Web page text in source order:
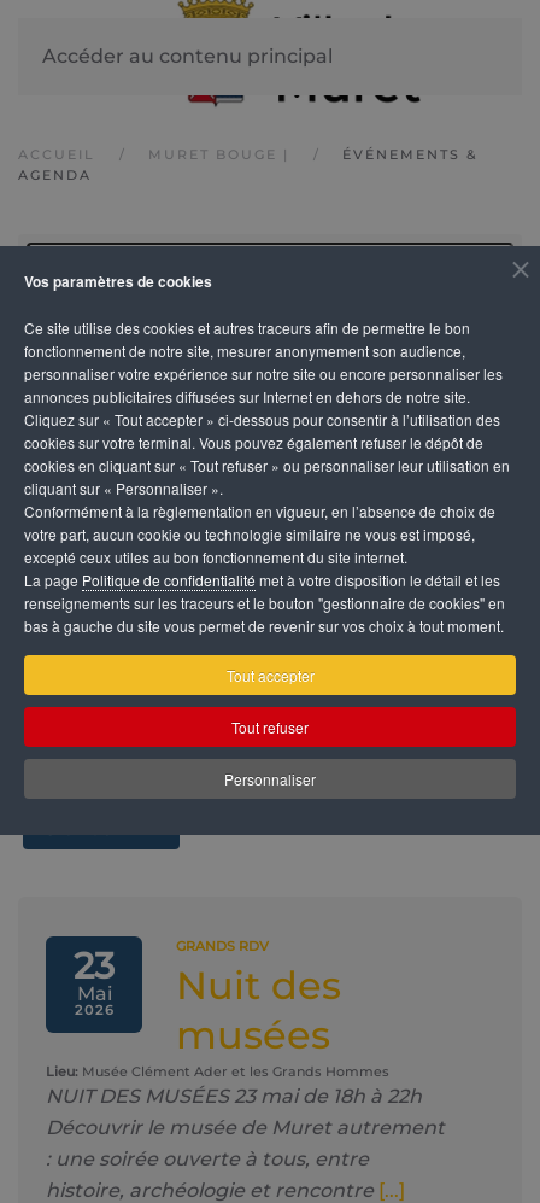
Vos paramètres de cookies
Ce site utilise des cookies et autres traceurs afin de permettre le bon
fonctionnement de notre site, mesurer anonymement son audience,
personnaliser votre expérience sur notre site ou encore personnaliser les
annonces publicitaires diffusées sur Internet en dehors de notre site.
Cliquez sur « Tout accepter » ci-dessous pour consentir à l’utilisation des
cookies sur votre terminal. Vous pouvez également refuser le dépôt de
cookies en cliquant sur « Tout refuser » ou personnaliser leur utilisation en
cliquant sur « Personnaliser ».
Conformément à la règlementation en vigueur, en l’absence de choix de
votre part, aucun cookie ou technologie similaire ne vous est imposé,
excepté ceux utiles au bon fonctionnement du site internet.
La page Politique de confidentialité met à votre disposition le détail et les
renseignements sur les traceurs et le bouton "gestionnaire de cookies" en
bas à gauche du site vous permet de revenir sur vos choix à tout moment.
Tout accepter
Tout refuser
Personnaliser
Accéder au contenu principal
ACCUEIL MURET BOUGE |
ÉVÉNEMENTS &
AGENDA
Rechercher
Réinitialiser
Résultats de la
recherche
Il y a 19 évènements correspondant à votre recherche
23
Mai
2026
GRANDS RDV
Nuit des
musées
Lieu: Musée Clément Ader et les Grands Hommes
NUIT DES MUSÉES 23 mai de 18h à 22h
Découvrir le musée de Muret autrement
: une soirée ouverte à tous, entre
histoire, archéologie et rencontre [...]